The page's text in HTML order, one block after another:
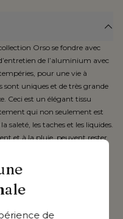
de
Orso se fondre avec
de l’aluminium avec
pour une vie à
sont uniques et de très grande
Ceci est un élégant tissu
qui non seulement est
saleté, les taches et les liquides.
et à la pluie, peuvent rester
pas et ne s’usent pas
teintée dans la
le tissu respirant est associé à
une mousse confortable à
rapidement. Tous les
et sont lavables en machine.